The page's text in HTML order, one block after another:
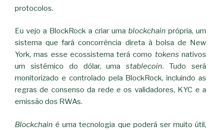
protocolos.
Eu vejo a BlockRock a criar uma blockchain própria, um
sistema que fará concorrência direta à bolsa de New
York, mas esse ecossistema terá como tokensnativos
um sistémico do dólar, umastablecoin. Tudo será
monitorizado e controlado pela BlockRock, incluindo as
regras de consenso da rede e os validadores, KYC e a
emissão dos RWAs.
Blockchainé uma tecnologia que poderá ser muito útil,